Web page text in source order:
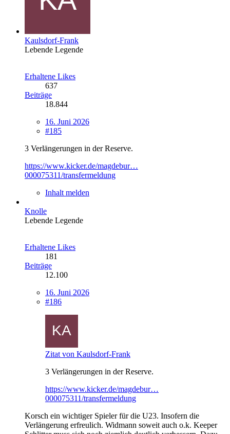
Kaulsdorf-Frank
Lebende Legende
Erhaltene Likes
637
Beiträge
18.844
16. Juni 2026
#185
3 Verlängerungen in der Reserve.
https://www.kicker.de/magdebur…
000075311/transfermeldung
Inhalt melden
Knolle
Lebende Legende
Erhaltene Likes
181
Beiträge
12.100
16. Juni 2026
#186
Zitat von Kaulsdorf-Frank
3 Verlängerungen in der Reserve.
https://www.kicker.de/magdebur…
000075311/transfermeldung
Korsch ein wichtiger Spieler für die U23. Insofern die
Verlängerung erfreulich. Widmann soweit auch o.k. Keeper